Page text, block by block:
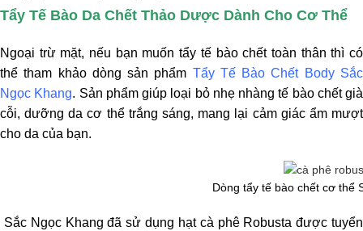
Tẩy Tế Bào Da Chết Thảo Dược Dành Cho Cơ Thể
Ngoại trừ mặt, nếu bạn muốn tẩy tế bào chết toàn thân thì có
thể tham khảo dòng sản phẩm Tẩy Tế Bào Chết Body Sắc
Ngọc Khang. Sản phẩm giúp loại bỏ nhẹ nhàng tế bào chết già
cỗi, dưỡng da cơ thể trắng sáng, mang lại cảm giác ẩm mượt
cho da của bạn.
Dòng tẩy tế bào chết cơ thể
Sắc Ngọc Khang đã sử dụng hạt cà phê Robusta được tuyển